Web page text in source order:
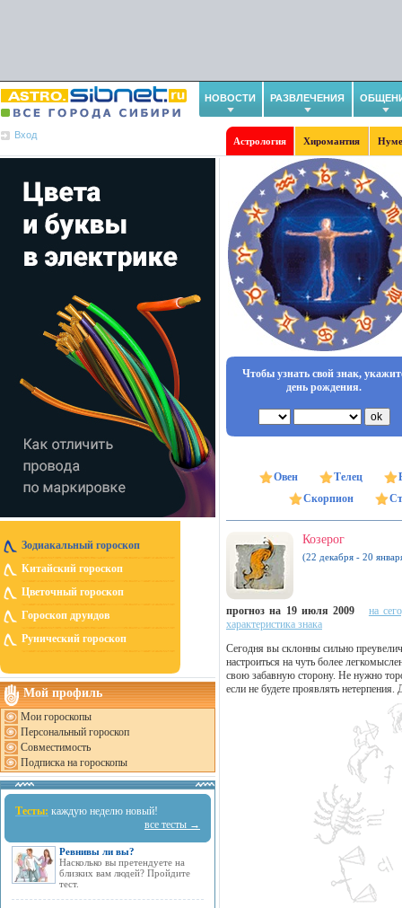
НОВОСТИ РАЗВЛЕЧЕНИЯ
Вход
Астрология Хиромантия
Зодиакальный гороскоп
Китайский гороскоп
Цветочный гороскоп
Гороскоп друидов
Рунический гороскоп
Мой профиль
Мои гороскопы
Персональный гороскоп
Совместимость
Подписка на гороскопы
Тесты: каждую неделю новый!
все тесты →
Ревнивы ли вы?
Насколько вы претендуете на
близких вам людей? Пройдите
тест.
Чтобы узнать свой знак,
день рождения.
Овен Телец
Скорпион
Козерог
(22 декабря - 20
прогноз на 19 июля 2009
на
характеристика знака
Сегодня вы склонны сильно
настроиться на чуть более
свою забавную сторону. Не нужно
если не будете проявлять